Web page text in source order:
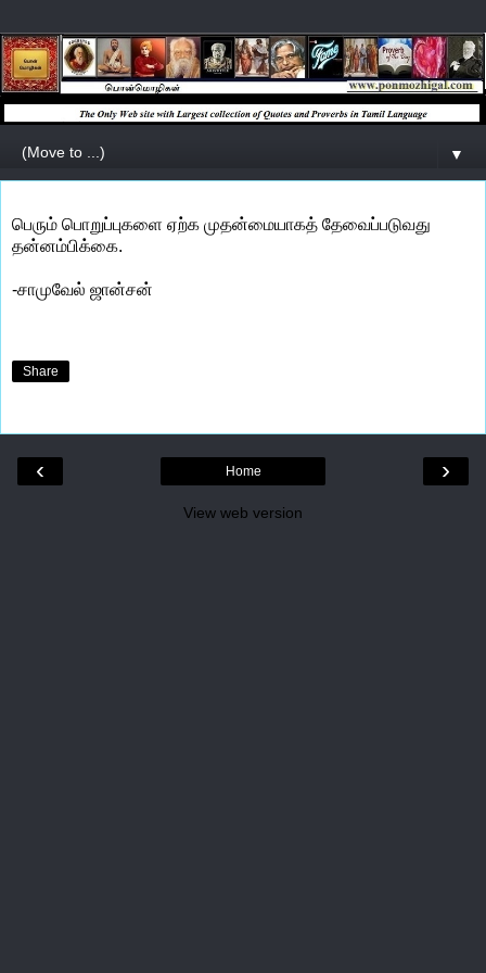
▼
பெரும் பொறுப்புகளை ஏற்க முதன்மையாகத் தேவைப்படுவது
தன்னம்பிக்கை.
-சாமுவேல் ஜான்சன்
Share
‹ ›
Home
View web version